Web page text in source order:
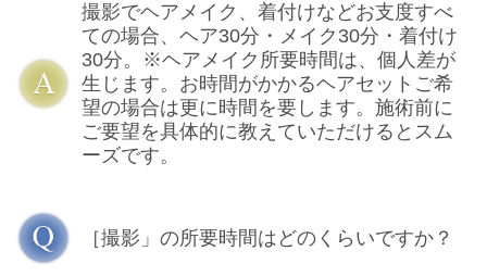
撮影でヘアメイク、着付けなどお支度すべ
ての場合、ヘア30分・メイク30分・着付け
30分。※ヘアメイク所要時間は、個人差が
生じます。お時間がかかるヘアセットご希
望の場合は更に時間を要します。施術前に
ご要望を具体的に教えていただけるとスム
ーズです。
［撮影」の所要時間はどのくらいですか？